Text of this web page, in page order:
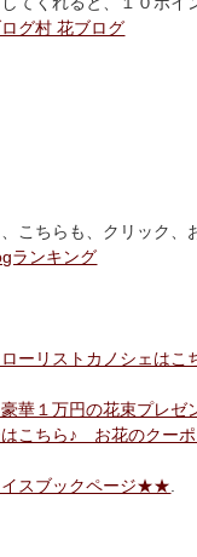
グ村 花ブログ
こちらも、クリック、
ランキング
ーリストカノシェはこ
華１万円の花束プレ
こちら♪ お花のクーポ
スブックページ★★